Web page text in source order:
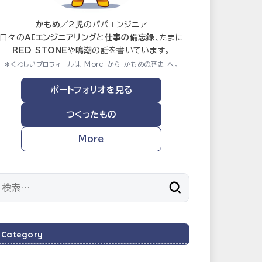
かもめ ／2児のパパエンジニア
日々のAIエンジニアリングと 仕事の備忘録、たまに
RED STONEや 鳴潮 の話を書いています。
＊くわしいプロフィールは「More」から「かもめの歴史」へ。
ポートフォリオを見る
つくったもの
More
Category